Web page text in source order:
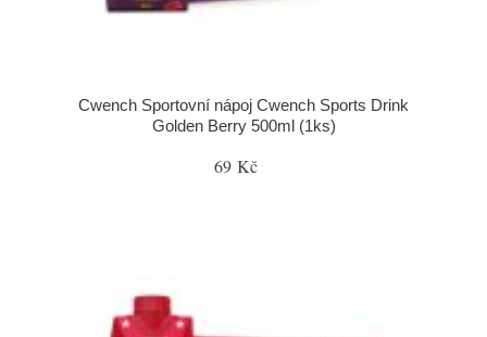
Cwench Sportovní nápoj Cwench Sports Drink
Golden Berry 500ml (1ks)
69 Kč